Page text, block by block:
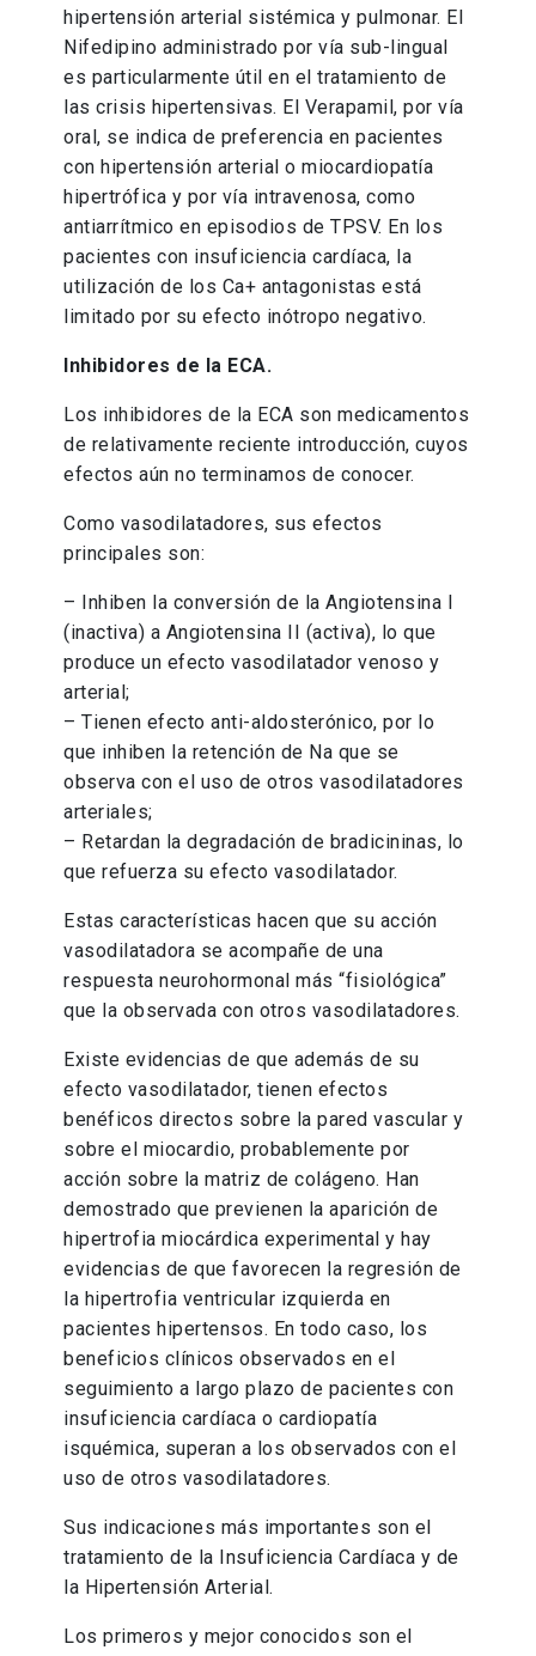
hipertensión arterial sistémica y pulmonar. El
Nifedipino administrado por vía sub-lingual
es particularmente útil en el tratamiento de
las crisis hipertensivas. El Verapamil, por vía
oral, se indica de preferencia en pacientes
con hipertensión arterial o miocardiopatía
hipertrófica y por vía intravenosa, como
antiarrítmico en episodios de TPSV. En los
pacientes con insuficiencia cardíaca, la
utilización de los Ca+ antagonistas está
limitado por su efecto inótropo negativo.
Inhibidores de la ECA.
Los inhibidores de la ECA son medicamentos
de relativamente reciente introducción, cuyos
efectos aún no terminamos de conocer.
Como vasodilatadores, sus efectos
principales son:
– Inhiben la conversión de la Angiotensina I
(inactiva) a Angiotensina II (activa), lo que
produce un efecto vasodilatador venoso y
arterial;
– Tienen efecto anti-aldosterónico, por lo
que inhiben la retención de Na que se
observa con el uso de otros vasodilatadores
arteriales;
– Retardan la degradación de bradicininas, lo
que refuerza su efecto vasodilatador.
Estas características hacen que su acción
vasodilatadora se acompañe de una
respuesta neurohormonal más “fisiológica”
que la observada con otros vasodilatadores.
Existe evidencias de que además de su
efecto vasodilatador, tienen efectos
benéficos directos sobre la pared vascular y
sobre el miocardio, probablemente por
acción sobre la matriz de colágeno. Han
demostrado que previenen la aparición de
hipertrofia miocárdica experimental y hay
evidencias de que favorecen la regresión de
la hipertrofia ventricular izquierda en
pacientes hipertensos. En todo caso, los
beneficios clínicos observados en el
seguimiento a largo plazo de pacientes con
insuficiencia cardíaca o cardiopatía
isquémica, superan a los observados con el
uso de otros vasodilatadores.
Sus indicaciones más importantes son el
tratamiento de la Insuficiencia Cardíaca y de
la Hipertensión Arterial.
Los primeros y mejor conocidos son el